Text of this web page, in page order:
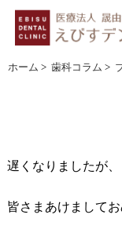
ホーム > 歯科コラム >
遅くなりましたが、
皆さまあけまして